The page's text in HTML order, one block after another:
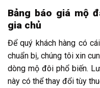
Bảng báo giá mộ
gia chủ
Để quý khách hàng có
chuẩn bị, chúng tôi xin
dòng mộ đôi phổ biến.
này có thể thay đổi tùy